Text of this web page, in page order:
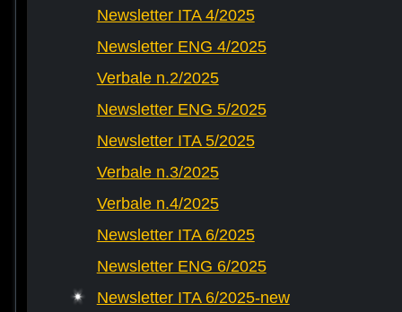
Newsletter ITA 4/2025
Newsletter ENG 4/2025
Verbale n.2/2025
Newsletter ENG 5/2025
Newsletter ITA 5/2025
Verbale n.3/2025
Verbale n.4/2025
Newsletter ITA 6/2025
Newsletter ENG 6/2025
Newsletter ITA 6/2025-new